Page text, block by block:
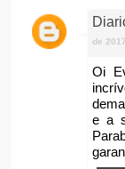
de
Oi
e a